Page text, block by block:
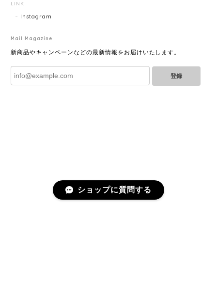
LINK
Instagram
Mail Magazine
新商品やキャンペーンなどの最新情報をお届けいたします。
登録
ショップに質問する